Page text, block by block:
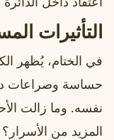
التأثيرات
في الختام، يُظهر
حساسة وصراعات
نفسه. وما زالت
المزيد من